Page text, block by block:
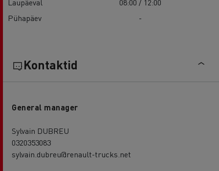
Laupäeval
08:00 / 12:00
Pühapäev
-
Kontaktid
General manager
Sylvain DUBREU
0320353083
sylvain.dubreu@renault-trucks.net